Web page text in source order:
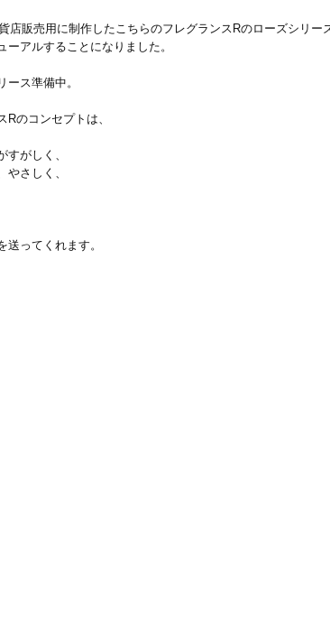
店販売用に制作したこちらのフレグランスRのローズシリー
ーアルすることになりました。
ース準備中。
Rのコンセプトは、
すがしく、
やさしく、
ってくれます。